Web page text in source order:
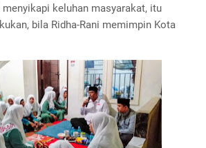
keluhan masyarakat, itu
bila Ridha-Rani memimpin Kota